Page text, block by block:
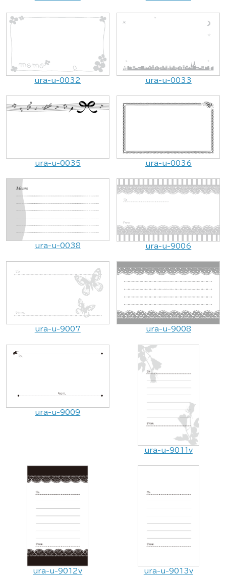
ura-u-0032 ura-u-0033
ura-u-0035 ura-u-0036
ura-u-0038 ura-u-9006
ura-u-9007 ura-u-9008
ura-u-9009
ura-u-9011v
ura-u-9012v ura-u-9013v